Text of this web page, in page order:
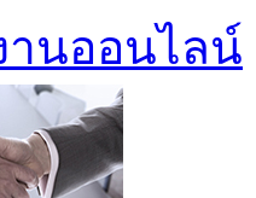
านออนไลน์